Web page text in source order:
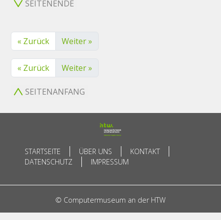
SEITENENDE
« Zurück Weiter »
« Zurück Weiter »
SEITENANFANG
STARTSEITE ÜBER UNS
KONTAKT
DATENSCHUTZ
IMPRESSUM
© Computermuseum an der HTW